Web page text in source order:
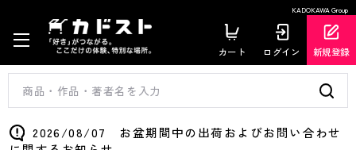
KADOKAWA Group
カート ログイン 新規登録
2026/08/07 お盆期間中の出荷およびお問い合わせ